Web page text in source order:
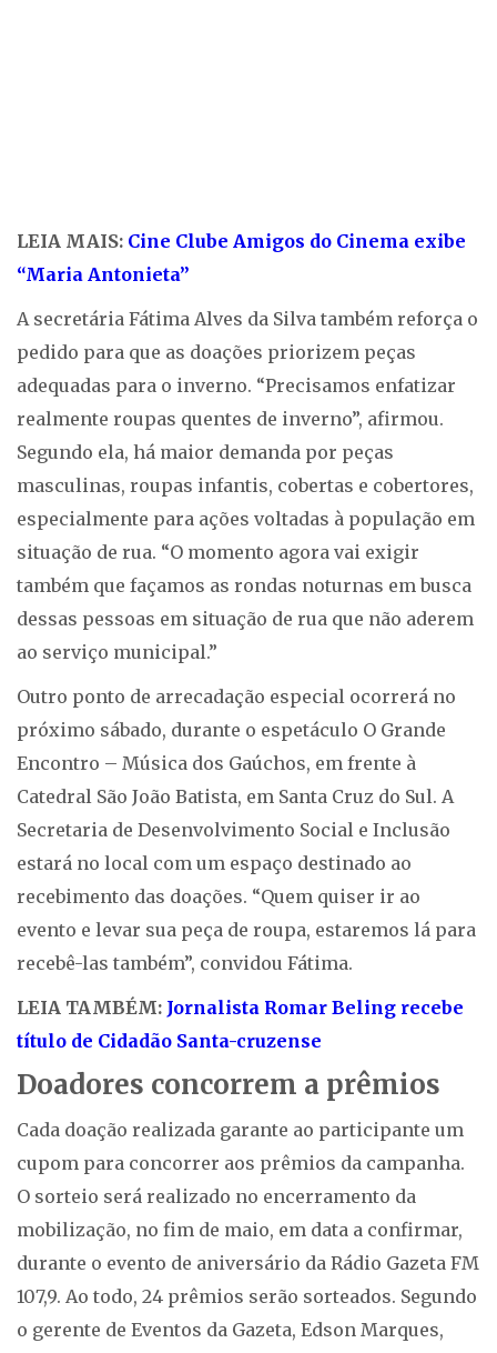
LEIA MAIS: Cine Clube Amigos do Cinema exibe
“Maria Antonieta”
A secretária Fátima Alves da Silva também reforça o
pedido para que as doações priorizem peças
adequadas para o inverno. “Precisamos enfatizar
realmente roupas quentes de inverno”, afirmou.
Segundo ela, há maior demanda por peças
masculinas, roupas infantis, cobertas e cobertores,
especialmente para ações voltadas à população em
situação de rua. “O momento agora vai exigir
também que façamos as rondas noturnas em busca
dessas pessoas em situação de rua que não aderem
ao serviço municipal.”
Outro ponto de arrecadação especial ocorrerá no
próximo sábado, durante o espetáculo O Grande
Encontro – Música dos Gaúchos, em frente à
Catedral São João Batista, em Santa Cruz do Sul. A
Secretaria de Desenvolvimento Social e Inclusão
estará no local com um espaço destinado ao
recebimento das doações. “Quem quiser ir ao
evento e levar sua peça de roupa, estaremos lá para
recebê-las também”, convidou Fátima.
LEIA TAMBÉM: Jornalista Romar Beling recebe
título de Cidadão Santa-cruzense
Doadores concorrem a prêmios
Cada doação realizada garante ao participante um
cupom para concorrer aos prêmios da campanha.
O sorteio será realizado no encerramento da
mobilização, no fim de maio, em data a confirmar,
durante o evento de aniversário da Rádio Gazeta FM
107,9. Ao todo, 24 prêmios serão sorteados. Segundo
o gerente de Eventos da Gazeta, Edson Marques,